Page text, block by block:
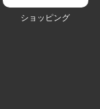
ショッピング